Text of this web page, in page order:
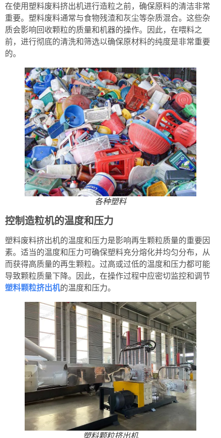
在使用塑料废料挤出机进行造粒之前，确保原料的清洁非常
重要。塑料废料通常与食物残渣和灰尘等杂质混合。这些杂
质会影响回收颗粒的质量和机器的操作。因此，在喂料之
前，进行彻底的清洗和筛选以确保原材料的纯度是非常重要
的。
各种塑料
控制造粒机的温度和压力
塑料废料挤出机的温度和压力是影响再生颗粒质量的重要因
素。适当的温度和压力可确保塑料充分熔化并均匀分布，从
而获得高质量的再生颗粒。过高或过低的温度和压力都可能
导致颗粒质量下降。因此，在操作过程中应密切监控和调节
塑料颗粒挤出机的温度和压力。